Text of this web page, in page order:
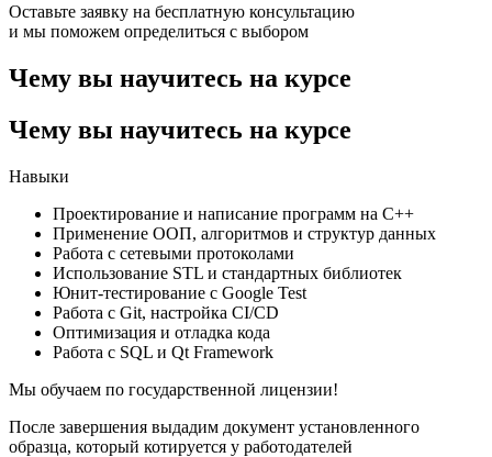
Оставьте заявку на бесплатную консультацию
и мы поможем определиться с выбором
Чему вы научитесь на курсе
Чему вы научитесь на курсе
Навыки
Проектирование и написание программ на C++
Применение ООП, алгоритмов и структур данных
Работа с сетевыми протоколами
Использование STL и стандартных библиотек
Юнит-тестирование с Google Test
Работа с Git, настройка CI/CD
Оптимизация и отладка кода
Работа с SQL и Qt Framework
Мы обучаем по государственной лицензии!
После завершения выдадим документ установленного
образца, который котируется у работодателей